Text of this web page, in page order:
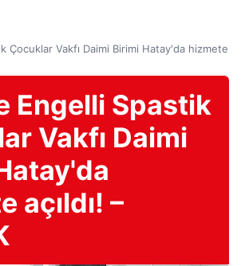
Çocuklar Vakfı Daimi Birimi Hatay'da hizmete
Engelli Spastik
Vakfı Daimi
açıldı! –